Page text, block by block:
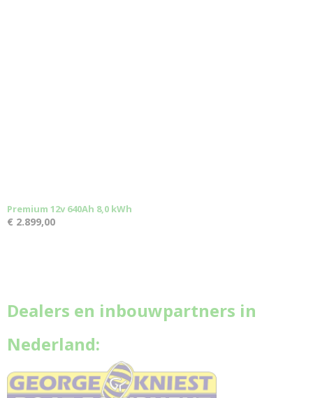
Premium 12v 640Ah 8,0 kWh
€ 2.899,00
Dealers en inbouwpartners in
Nederland: